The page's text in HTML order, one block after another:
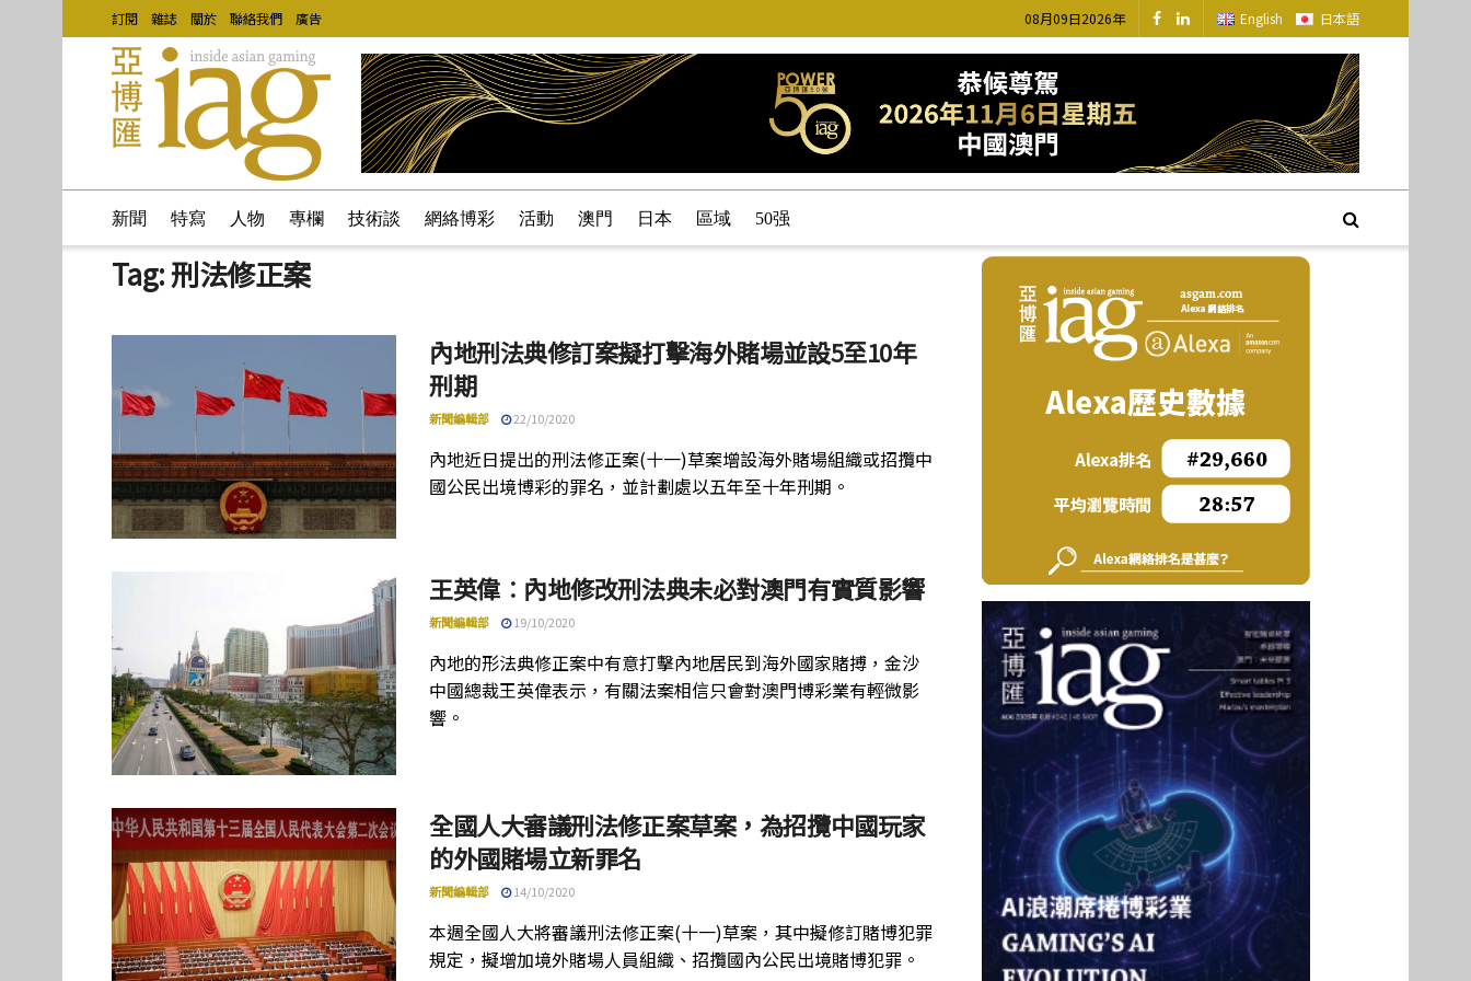
訂閱 雜誌 關於 聯絡我們 廣告 08月09日2026年 English 日本語
新聞 特寫 人物 專欄 技術談 網絡博彩 活動 澳門 日本 區域 50强
Tag:刑法修正案
內地刑法典修訂案擬打擊海外賭場並設5至10年
刑期
新聞編輯部 22/10/2020
內地近日提出的刑法修正案(十一)草案增設海外賭場組織或招攬中
國公民出境博彩的罪名，並計劃處以五年至十年刑期。
王英偉︰內地修改刑法典未必對澳門有實質影響
新聞編輯部 19/10/2020
內地的形法典修正案中有意打擊內地居民到海外國家賭搏，金沙
中國總裁王英偉表示，有關法案相信只會對澳門博彩業有輕微影
響。
全國人大審議刑法修正案草案，為招攬中國玩家
的外國賭場立新罪名
新聞編輯部 14/10/2020
本週全國人大將審議刑法修正案(十一)草案，其中擬修訂賭博犯罪
規定，擬增加境外賭場人員組織、招攬國內公民出境賭博犯罪。